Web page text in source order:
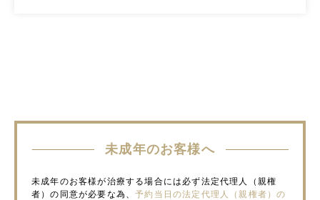
未成年のお客様へ
未成年のお客様が治療する場合には必ず法定代理人（親権
者）の同意が必要な為、予約当日の法定代理人（親権者）の